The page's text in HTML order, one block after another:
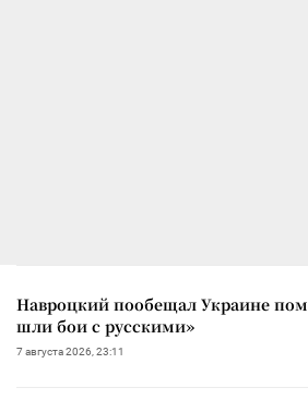
Навроцкий пообещал Украине
шли бои с русскими»
7 августа 2026, 23:11